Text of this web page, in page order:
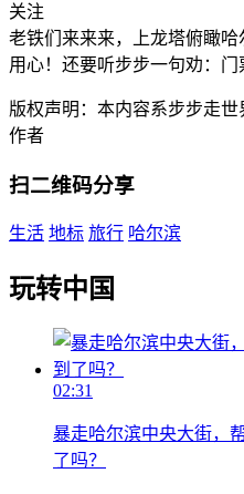
关注
老铁们来来来，上龙塔俯瞰
用心！还要听步步一句劝：门
版权声明：本内容系步步走
作者
扫二维码分享
生活 地标 旅行 哈尔滨
玩转中国
02:31
暴走哈尔滨中央大街，
了吗？